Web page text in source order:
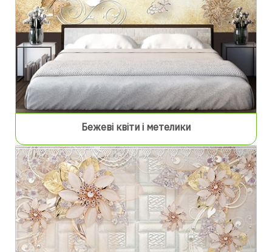
Бежеві квіти і метелики